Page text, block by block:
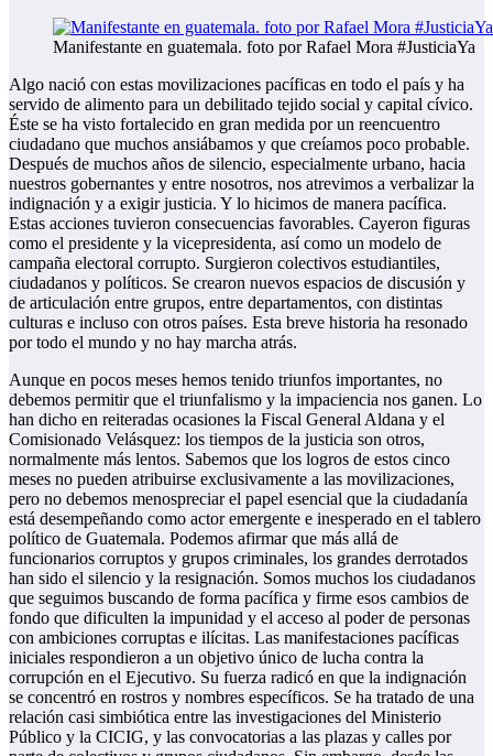
Manifestante en guatemala. foto por Rafael Mora #JusticiaYa
Algo nació con estas movilizaciones pacíficas en todo el país y ha
servido de alimento para un debilitado tejido social y capital cívico.
Éste se ha visto fortalecido en gran medida por un reencuentro
ciudadano que muchos ansiábamos y que creíamos poco probable.
Después de muchos años de silencio, especialmente urbano, hacia
nuestros gobernantes y entre nosotros, nos atrevimos a verbalizar la
indignación y a exigir justicia. Y lo hicimos de manera pacífica.
Estas acciones tuvieron consecuencias favorables. Cayeron figuras
como el presidente y la vicepresidenta, así como un modelo de
campaña electoral corrupto. Surgieron colectivos estudiantiles,
ciudadanos y políticos. Se crearon nuevos espacios de discusión y
de articulación entre grupos, entre departamentos, con distintas
culturas e incluso con otros países. Esta breve historia ha resonado
por todo el mundo y no hay marcha atrás.
Aunque en pocos meses hemos tenido triunfos importantes, no
debemos permitir que el triunfalismo y la impaciencia nos ganen. Lo
han dicho en reiteradas ocasiones la Fiscal General Aldana y el
Comisionado Velásquez: los tiempos de la justicia son otros,
normalmente más lentos. Sabemos que los logros de estos cinco
meses no pueden atribuirse exclusivamente a las movilizaciones,
pero no debemos menospreciar el papel esencial que la ciudadanía
está desempeñando como actor emergente e inesperado en el tablero
político de Guatemala. Podemos afirmar que más allá de
funcionarios corruptos y grupos criminales, los grandes derrotados
han sido el silencio y la resignación. Somos muchos los ciudadanos
que seguimos buscando de forma pacífica y firme esos cambios de
fondo que dificulten la impunidad y el acceso al poder de personas
con ambiciones corruptas e ilícitas. Las manifestaciones pacíficas
iniciales respondieron a un objetivo único de lucha contra la
corrupción en el Ejecutivo. Su fuerza radicó en que la indignación
se concentró en rostros y nombres específicos. Se ha tratado de una
relación casi simbiótica entre las investigaciones del Ministerio
Público y la CICIG, y las convocatorias a las plazas y calles por